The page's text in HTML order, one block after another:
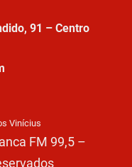
91 – Centro
Vinícius
FM 99,5 –